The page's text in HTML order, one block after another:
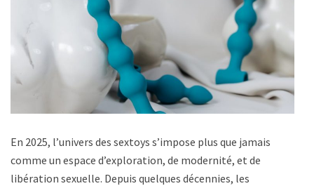
En 2025, l’univers des sextoys s’impose plus que jamais
comme un espace d’exploration, de modernité, et de
libération sexuelle. Depuis quelques décennies, les